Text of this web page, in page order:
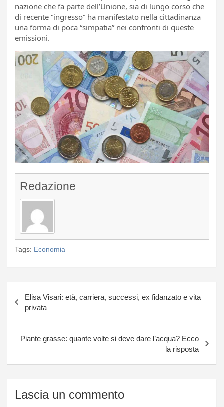
nazione che fa parte dell’Unione, sia di lungo corso che
di recente “ingresso” ha manifestato nella cittadinanza
una forma di poca “simpatia” nei confronti di queste
emissioni.
Redazione
Tags: Economia
articoli
Elisa Visari: età, carriera, successi, ex fidanzato e vita
privata
Piante grasse: quante volte si deve dare l’acqua? Ecco
la risposta
Lascia un commento